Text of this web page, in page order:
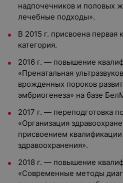
надпочечников и половых
лечебные подходы».
В 2015 г. присвоена первая
категория.
2016 г. — повышение
«Пренатальная
врожденных пороков
эмбриогенеза» на базе
2017 г. — переподготовка
«Организация
присвоением
здравоохранения».
2018 г. — повышение
«Современные методы